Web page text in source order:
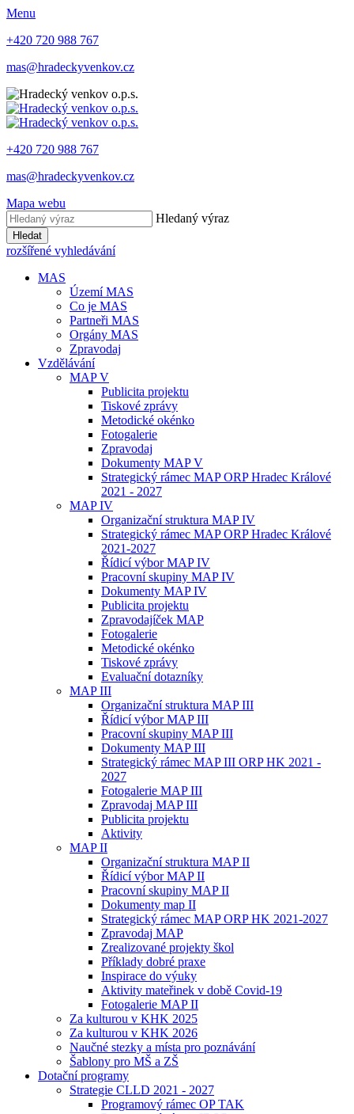
Menu
+420 720 988 767
mas@hradeckyvenkov.cz
+420 720 988 767
mas@hradeckyvenkov.cz
Mapa webu
Hledaný výraz
Hledat
rozšířené vyhledávání
MAS
Území MAS
Co je MAS
Partneři MAS
Orgány MAS
Zpravodaj
Vzdělávání
MAP V
Publicita projektu
Tiskové zprávy
Metodické okénko
Fotogalerie
Zpravodaj
Dokumenty MAP V
Strategický rámec MAP ORP Hradec Králové
2021 - 2027
MAP IV
Organizační struktura MAP IV
Strategický rámec MAP ORP Hradec Králové
2021-2027
Řídicí výbor MAP IV
Pracovní skupiny MAP IV
Dokumenty MAP IV
Publicita projektu
Zpravodajíček MAP
Fotogalerie
Metodické okénko
Tiskové zprávy
Evaluační dotazníky
MAP III
Organizační struktura MAP III
Řídicí výbor MAP III
Pracovní skupiny MAP III
Dokumenty MAP III
Strategický rámec MAP III ORP HK 2021 -
2027
Fotogalerie MAP III
Zpravodaj MAP III
Publicita projektu
Aktivity
MAP II
Organizační struktura MAP II
Řídicí výbor MAP II
Pracovní skupiny MAP II
Dokumenty map II
Strategický rámec MAP ORP HK 2021-2027
Zpravodaj MAP
Zrealizované projekty škol
Příklady dobré praxe
Inspirace do výuky
Aktivity mateřinek v době Covid-19
Fotogalerie MAP II
Za kulturou v KHK 2025
Za kulturou v KHK 2026
Naučné stezky a místa pro poznávání
Šablony pro MŠ a ZŠ
Dotační programy
Strategie CLLD 2021 - 2027
Programový rámec OP TAK